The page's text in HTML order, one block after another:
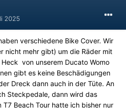
2025
verschiedene Bike Cover. Wir
nicht mehr gibt) um die Räder mit
von unserem Ducato Womo
gibt es keine Beschädigungen
Dreck dann auch in der Tüte. An
Steckpedale, dann wird das
T7 Beach Tour hatte ich bisher nur